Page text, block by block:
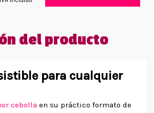
del producto
para cualquier
cebolla en su práctico formato de